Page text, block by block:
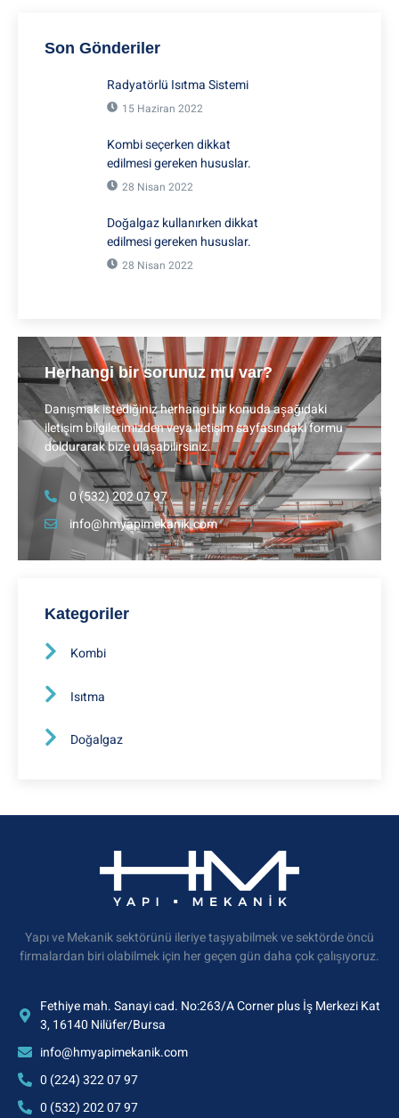
Son Gönderiler
Radyatörlü Isıtma Sistemi
15 Haziran 2022
Kombi seçerken dikkat
edilmesi gereken hususlar.
28 Nisan 2022
Doğalgaz kullanırken dikkat
edilmesi gereken hususlar.
28 Nisan 2022
Herhangi bir sorunuz mu var?
Danışmak istediğiniz herhangi bir konuda aşağıdaki
iletişim bilgilerimizden veya iletişim sayfasındaki formu
doldurarak bize ulaşabilirsiniz.
0 (532) 202 07 97
info@hmyapimekanik.com
Kategoriler
Kombi
Isıtma
Doğalgaz
Yapı ve Mekanik sektörünü ileriye taşıyabilmek ve sektörde öncü
firmalardan biri olabilmek için her geçen gün daha çok çalışıyoruz.
Fethiye mah. Sanayi cad. No:263/A Corner plus İş Merkezi Kat
3, 16140 Nilüfer/Bursa
info@hmyapimekanik.com
0 (224) 322 07 97
0 (532) 202 07 97